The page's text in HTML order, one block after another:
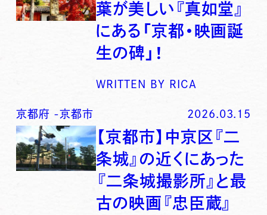
葉が美しい『真如堂』
にある「京都・映画誕
生の碑」！
WRITTEN BY RICA
京都府 -京都市 2026.03.15
【京都市】中京区『二
条城』の近くにあった
『二条城撮影所』と最
古の映画『忠臣蔵』